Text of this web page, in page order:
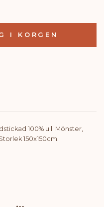
I KORGEN
100% ull. Mönster,
150x150cm.